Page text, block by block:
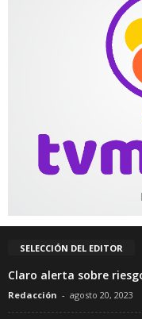
SELECCIÓN DEL EDITOR
Claro alerta sobre
Redacción - agosto 20, 2023